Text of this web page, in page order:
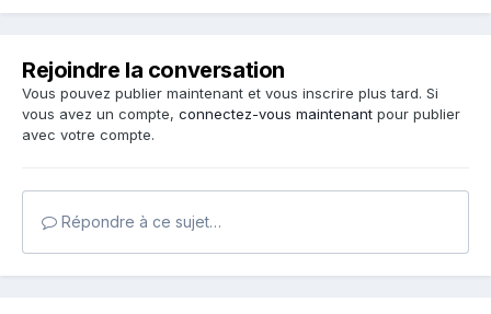
Rejoindre la conversation
Vous pouvez publier maintenant et vous inscrire plus tard. Si
vous avez un compte, connectez-vous maintenant pour publier
avec votre compte.
Répondre à ce sujet…